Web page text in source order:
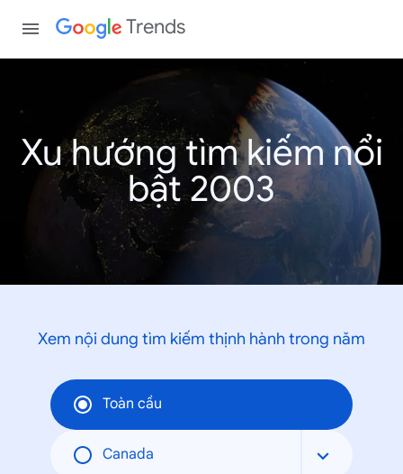
Trends
Xu hướng tìm kiếm nổi
bật 2003
Xem nội dung tìm kiếm thịnh hành trong năm
Toàn cầu
Canada